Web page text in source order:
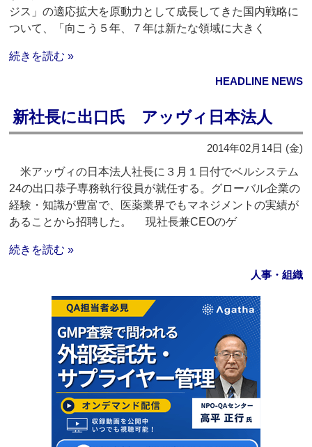
ジス」の適応拡大を原動力として成長してきた国内戦略に
ついて、「向こう５年、７年は新たな領域に大きく
続きを読む »
HEADLINE NEWS
新社長に出口氏 アッヴィ日本法人
2014年02月14日 (金)
米アッヴィの日本法人社長に３月１日付でベルシステム
24の出口恭子専務執行役員が就任する。グローバル企業の
経験・知識が豊富で、医薬業界でもマネジメントの実績が
あることから招聘した。 現社長兼CEOのゲ
続きを読む »
人事・組織